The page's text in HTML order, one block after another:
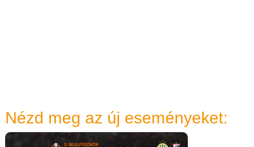
Nézd meg az új eseményeket: